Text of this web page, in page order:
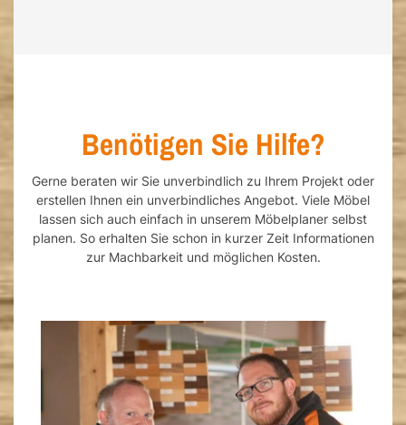
Benötigen Sie Hilfe?
Gerne beraten wir Sie unverbindlich zu Ihrem Projekt oder
erstellen Ihnen ein unverbindliches Angebot. Viele Möbel
lassen sich auch einfach in unserem Möbelplaner selbst
planen. So erhalten Sie schon in kurzer Zeit Informationen
zur Machbarkeit und möglichen Kosten.